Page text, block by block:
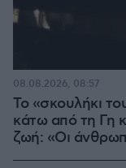
Το «σκουλήκι
κάτω από τη Γη
ζωή: «Οι
08.08.2026, 08:57